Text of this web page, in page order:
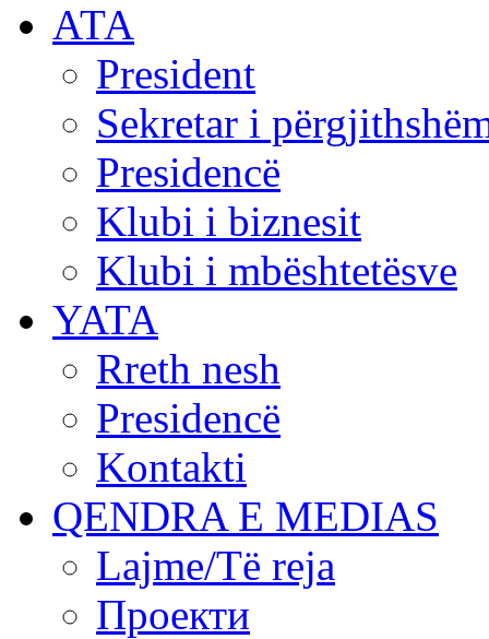
АТА
President
Sekretar i
Presidencë
Klubi i biznesit
Klubi i mbështetësve
YATA
Rreth nesh
Presidencë
Kontakti
QENDRA E MEDIAS
Lajme/Të reja
Проекти